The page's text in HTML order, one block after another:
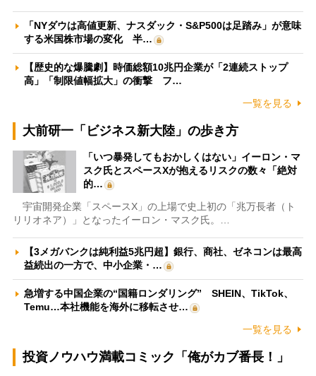
「NYダウは高値更新、ナスダック・S&P500は足踏み」が意味
する米国株市場の変化 半…
【歴史的な爆騰劇】時価総額10兆円企業が「2連続ストップ
高」「制限値幅拡大」の衝撃 フ…
一覧を見る
大前研一「ビジネス新大陸」の歩き方
「いつ暴発してもおかしくはない」イーロン・マ
スク氏とスペースXが抱えるリスクの数々「絶対
的…
宇宙開発企業「スペースX」の上場で史上初の「兆万長者（ト
リリオネア）」となったイーロン・マスク氏。…
【3メガバンクは純利益5兆円超】銀行、商社、ゼネコンは最高
益続出の一方で、中小企業・…
急増する中国企業の“国籍ロンダリング” SHEIN、TikTok、
Temu…本社機能を海外に移転させ…
一覧を見る
投資ノウハウ満載コミック「俺がカブ番長！」